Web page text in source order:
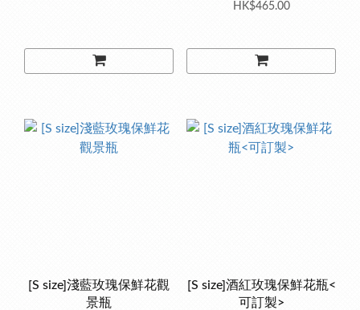
HK$465.00
[S size]淺藍玫瑰保鮮花觀
景瓶
[S size]酒紅玫瑰保鮮花瓶<
可訂製>